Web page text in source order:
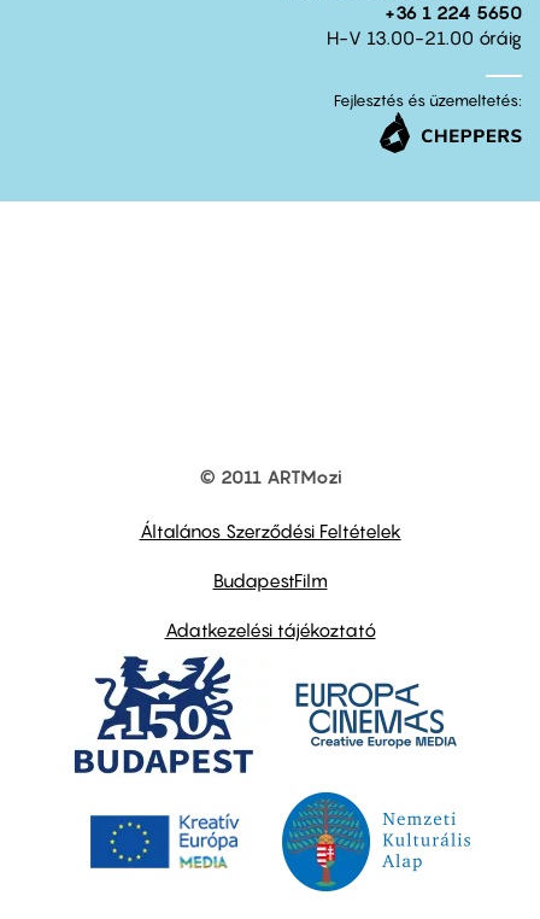
+36 1 224 5650
H-V 13.00-21.00 óráig
Fejlesztés és üzemeltetés:
© 2011 ARTMozi
Általános Szerződési Feltételek
BudapestFilm
Adatkezelési tájékoztató